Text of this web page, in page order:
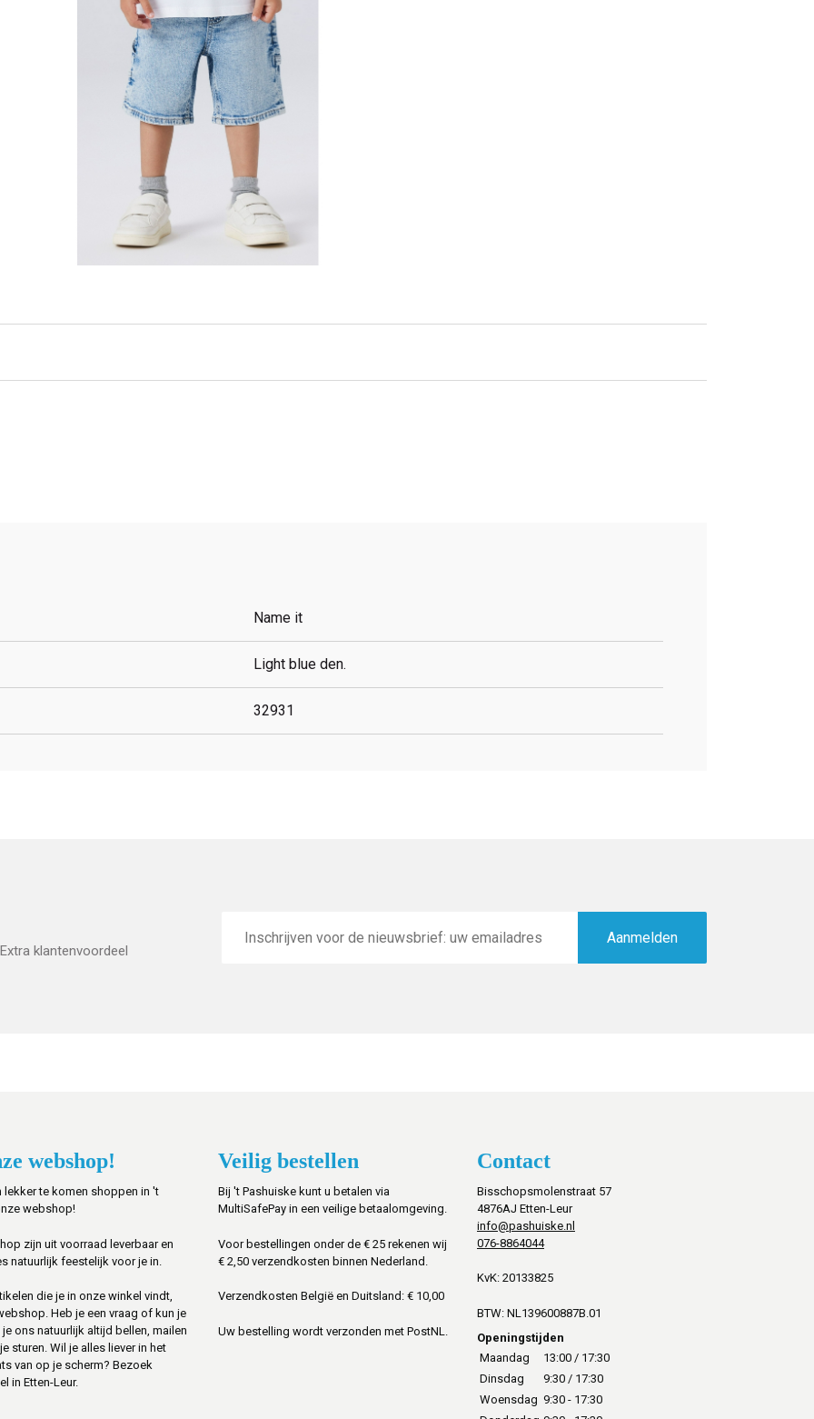
Name it
Light blue den.
32931
klantenvoordeel
mailadres
Aanmelden
webshop!
lekker te komen shoppen in 't
webshop!
zijn uit voorraad leverbaar en
natuurlijk feestelijk voor je in.
die je in onze winkel vindt,
Heb je een vraag of kun je
ons natuurlijk altijd bellen, mailen
sturen. Wil je alles liever in het
van op je scherm? Bezoek
in Etten-Leur.
Veilig bestellen
Bij 't Pashuiske kunt u betalen via
MultiSafePay in een veilige betaalomgeving.
Voor bestellingen onder de € 25 rekenen wij
€ 2,50 verzendkosten binnen Nederland.
Verzendkosten België en Duitsland: € 10,00
Uw bestelling wordt verzonden met PostNL.
Contact
Bisschopsmolenstraat 57
4876AJ Etten-Leur
info@pashuiske.nl
076-8864044
KvK: 20133825
BTW: NL139600887B.01
Openingstijden
Maandag
13:00 / 17:30
Dinsdag
9:30 / 17:30
Woensdag 9:30 - 17:30